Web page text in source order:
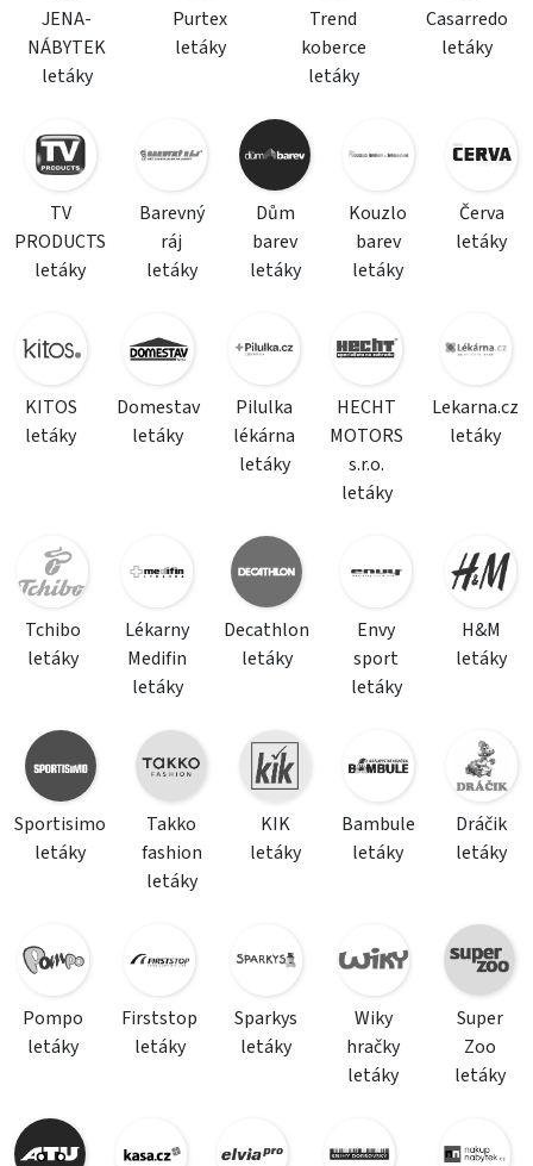
JENA-
NÁBYTEK
letáky
Purtex
letáky
Trend
koberce
letáky
Casarredo
letáky
TV
PRODUCTS
letáky
Barevný
ráj
letáky
Dům
barev
letáky
Kouzlo
barev
letáky
Červa
letáky
KITOS
letáky
Domestav
letáky
Pilulka
lékárna
letáky
HECHT
MOTORS
s.r.o.
letáky
Lekarna.cz
letáky
Tchibo
letáky
Lékarny
Medifin
letáky
Decathlon
letáky
Envy
sport
letáky
H&M
letáky
Sportisimo
letáky
Takko
fashion
letáky
KIK
letáky
Bambule
letáky
Dráčik
letáky
Pompo
letáky
Firststop
letáky
Sparkys
letáky
Wiky
hračky
letáky
Super
Zoo
letáky